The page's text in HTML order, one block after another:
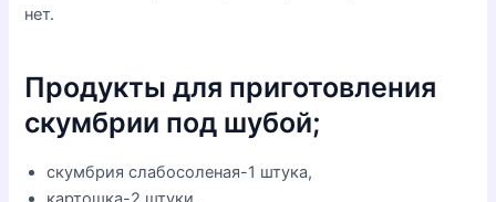
нет.
Продукты для приготовления
скумбрии под шубой;
скумбрия слабосоленая-1 штука,